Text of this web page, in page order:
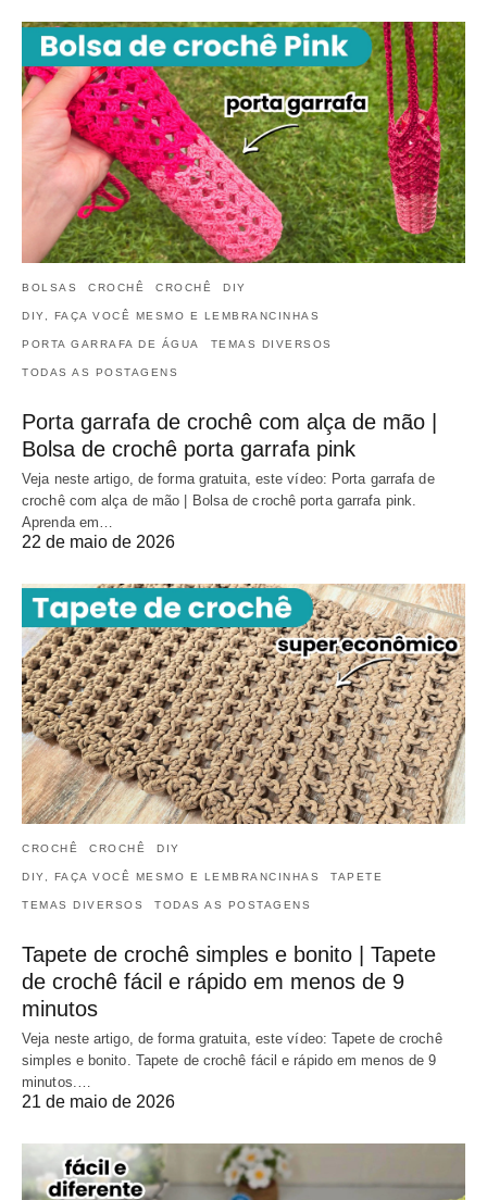
BOLSAS CROCHÊ CROCHÊ DIY
DIY, FAÇA VOCÊ MESMO E LEMBRANCINHAS
PORTA GARRAFA DE ÁGUA TEMAS DIVERSOS
TODAS AS POSTAGENS
Porta garrafa de crochê com alça de mão |
Bolsa de crochê porta garrafa pink
Veja neste artigo, de forma gratuita, este vídeo: Porta garrafa de
crochê com alça de mão | Bolsa de crochê porta garrafa pink.
Aprenda em…
22 de maio de 2026
CROCHÊ CROCHÊ DIY
DIY, FAÇA VOCÊ MESMO E LEMBRANCINHAS TAPETE
TEMAS DIVERSOS TODAS AS POSTAGENS
Tapete de crochê simples e bonito | Tapete
de crochê fácil e rápido em menos de 9
minutos
Veja neste artigo, de forma gratuita, este vídeo: Tapete de crochê
simples e bonito. Tapete de crochê fácil e rápido em menos de 9
minutos.…
21 de maio de 2026